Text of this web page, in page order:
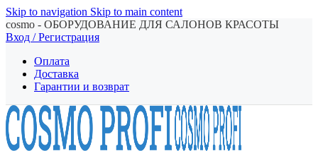
Skip to navigation Skip to main content
cosmo - ОБОРУДОВАНИЕ ДЛЯ САЛОНОВ КРАСОТЫ
Вход / Регистрация
Оплата
Доставка
Гарантии и возврат